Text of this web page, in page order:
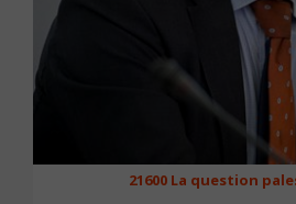
21600 La question